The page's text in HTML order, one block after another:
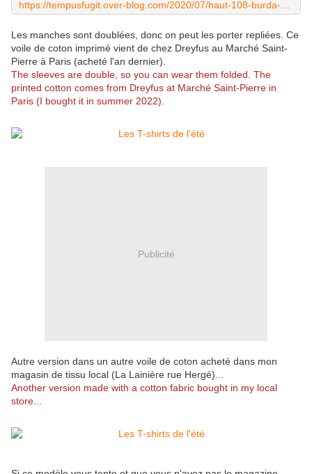
Les manches sont doublées, donc on peut les porter repliées. Ce
voile de coton imprimé vient de chez Dreyfus au Marché Saint-
Pierre à Paris (acheté l'an dernier).
The sleeves are double, so you can wear them folded. The
printed cotton comes from Dreyfus at Marché Saint-Pierre in
Paris (I bought it in summer 2022).
Publicité
Autre version dans un autre voile de coton acheté dans mon
magasin de tissu local (La Lainière rue Hergé)...
Another version made with a cotton fabric bought in my local
store...